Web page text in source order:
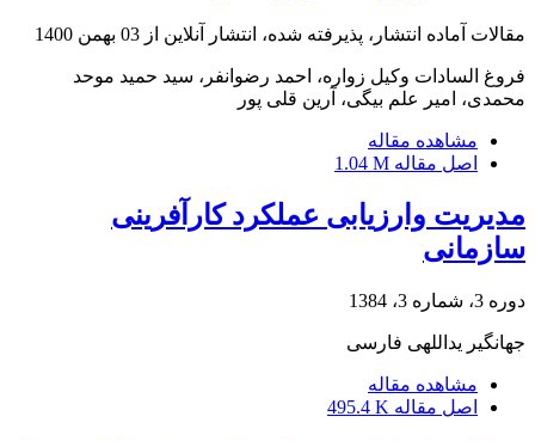
مقالات آماده انتشار، پذیرفته شده، انتشار آنلاین از 03 بهمن 1400
فروغ السادات وکیل زواره، احمد رضوانفر، سید حمید موحد
محمدی، امیر علم بیگی، آرین قلی پور
مشاهده مقاله
اصل مقاله 1.04 M
مدیریت وارزیابی عملکرد کارآفرینی
سازمانی
دوره 3، شماره 3، 1384
جهانگیر یداللهی فارسی
مشاهده مقاله
اصل مقاله 495.4 K